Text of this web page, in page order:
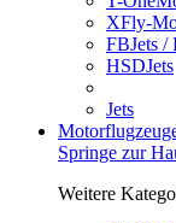
XFly-
FBJets /
HSDJets
Jets
Springe zur
Weitere